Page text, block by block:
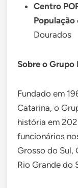
Centro
População
Dourados
Sobre o Grupo
Fundado em
Catarina, o
história em
funcionários
Grosso do Sul,
Rio Grande do